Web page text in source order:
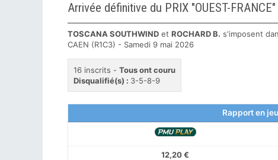
Arrivée définitive du PRIX "OUEST-
TOSCANA SOUTHWIND et ROCHARD B. s'imposent
CAEN (R1C3) - Samedi 9 mai 2026
16 inscrits - Tous ont couru
Disqualifié(s) : 3-5-8-9
Rapport en
12,20 €